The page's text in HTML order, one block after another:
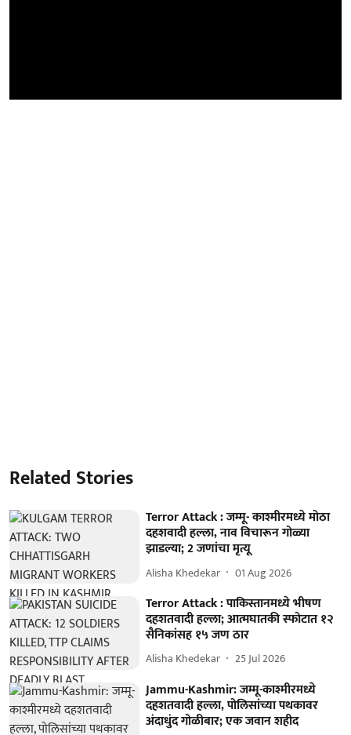
Related Stories
Terror Attack : जम्मू- काश्मीरमध्ये मोठा
दहशवादी हल्ला, नाव विचारून गोळ्या
झाडल्या; 2 जणांचा मृत्यू
Alisha Khedekar 01 Aug 2026
Terror Attack : पाकिस्तानमध्ये भीषण
दहशतवादी हल्ला; आत्मघातकी स्फोटात १२
सैनिकांसह १५ जण ठार
Alisha Khedekar 25 Jul 2026
Jammu-Kashmir: जम्मू-काश्मीरमध्ये
दहशतवादी हल्ला, पोलिसांच्या पथकावर
अंदाधुंद गोळीबार; एक जवान शहीद